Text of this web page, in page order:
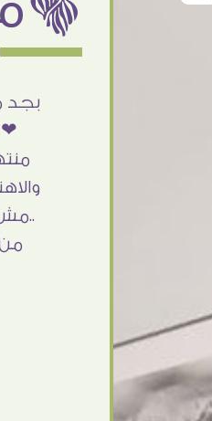
- مصر
بجد
..مش